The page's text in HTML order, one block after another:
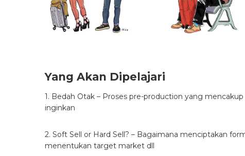
Yang Akan Dipelajari
1. Bedah Otak – Proses pre-production yang
inginkan
2. Soft Sell or Hard Sell? – Bagaimana menciptakan
menentukan target market dll